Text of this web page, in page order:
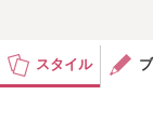
スタイル